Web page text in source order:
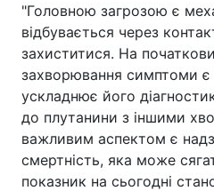
"Головною загрозою є
відбувається через
захиститися. На
захворювання симптоми
ускладнює його
до плутанини з іншими
важливим аспектом є
смертність, яка може
показник на сьогодні